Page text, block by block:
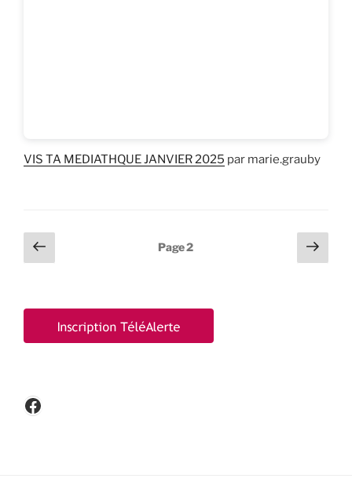
VIS TA MEDIATHQUE JANVIER 2025 par marie.grauby
Pagination
des
Page
précédente
Page2
Page
Facebook